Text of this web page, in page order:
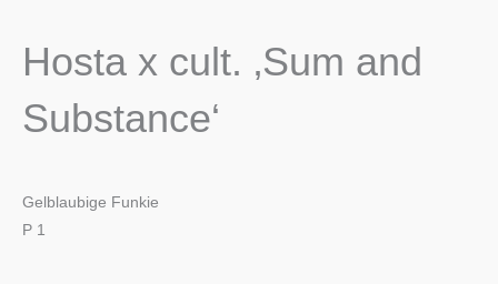
Hosta x cult. ‚Sum and
Substance‘
Gelblaubige Funkie
P 1